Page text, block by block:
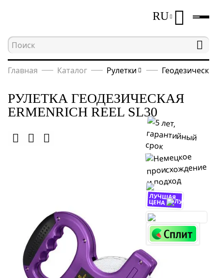
RU
Главная Каталог Рулетки
РУЛЕТКА ГЕОДЕЗИЧЕСКАЯ
ERMENRICH REEL SL30
ЛУЧШАЯ
ЦЕНА